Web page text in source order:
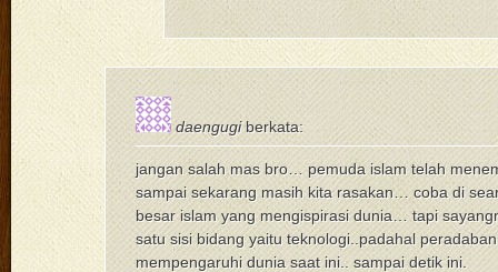
daengugi berkata:
jangan salah mas bro… pemuda islam telah
sampai sekarang masih kita rasakan… coba di
besar islam yang mengispirasi dunia… tapi
satu sisi bidang yaitu teknologi..padahal
mempengaruhi dunia saat ini.. sampai detik ini.